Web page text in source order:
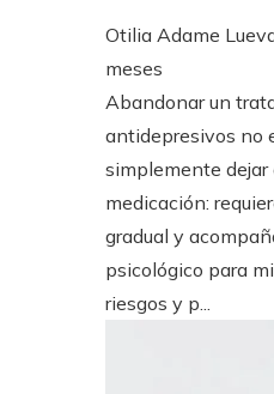
Otilia Adame
meses
Abandonar un
antidepresivos no
simplemente dejar
medicación:
gradual y
psicológico para
riesgos y p...